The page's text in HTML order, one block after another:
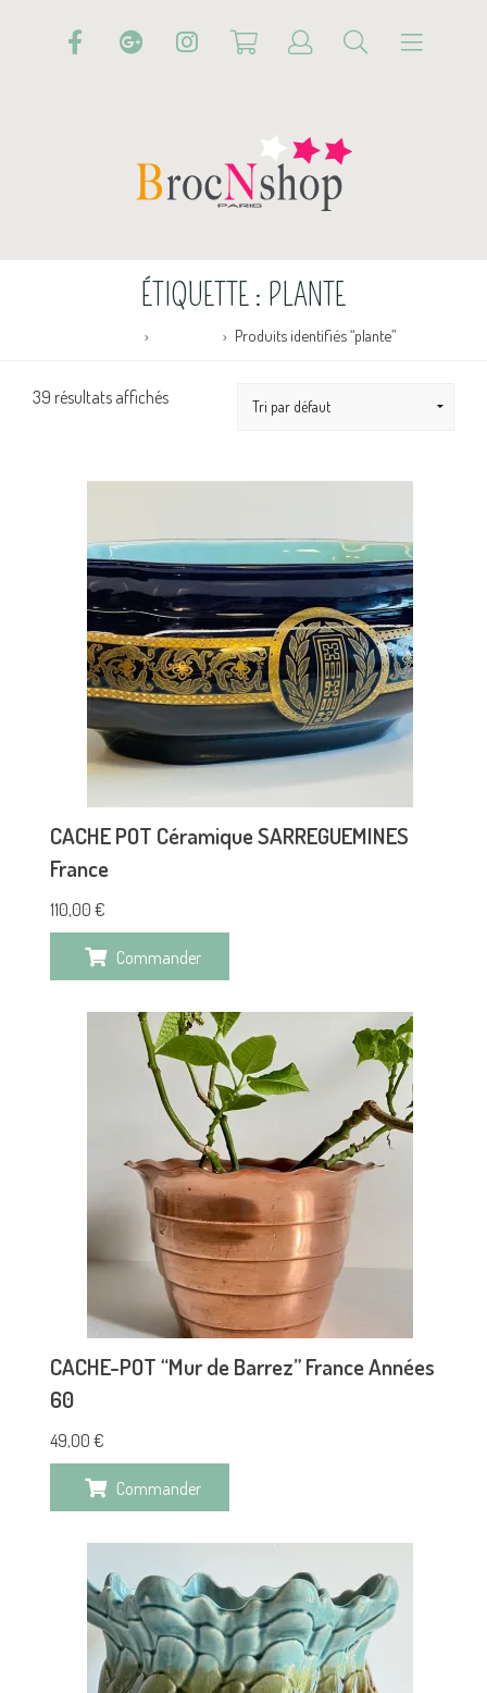
ÉTIQUETTE : PLANTE
Produits identifiés “plante”
39 résultats affichés
CACHE POT Céramique SARREGUEMINES
France
110,00 €
Commander
CACHE-POT “Mur de Barrez” France Années
60
49,00 €
Commander